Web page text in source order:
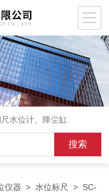
水位计、降尘缸
仪器 > 水位标尺
> SC-